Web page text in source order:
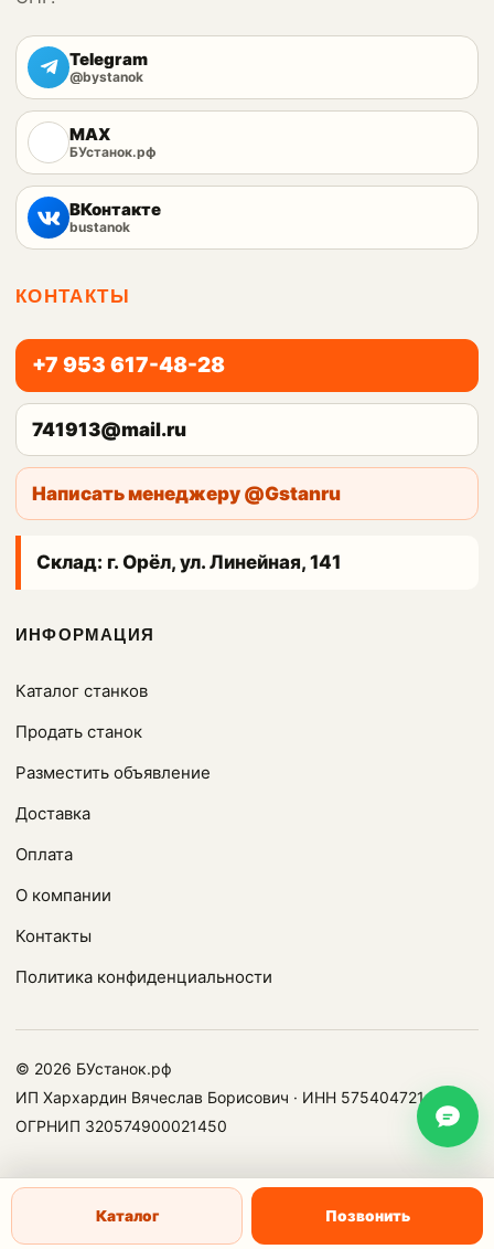
Telegram
@bystanok
MAX
БУстанок.рф
ВКонтакте
bustanok
КОНТАКТЫ
+7 953 617-48-28
741913@mail.ru
Написать менеджеру @Gstanru
Склад: г. Орёл, ул. Линейная, 141
ИНФОРМАЦИЯ
Каталог станков
Продать станок
Разместить объявление
Доставка
Оплата
О компании
Контакты
Политика конфиденциальности
© 2026 БУстанок.рф
ИП Хархардин Вячеслав Борисович · ИНН 575404721478 ·
ОГРНИП 320574900021450
Каталог Позвонить